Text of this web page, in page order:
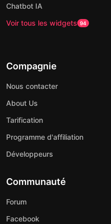
Chatbot IA
Voir tous les widgets 94
Compagnie
Nous contacter
About Us
Tarification
Programme d'affiliation
Développeurs
Communauté
Forum
Facebook